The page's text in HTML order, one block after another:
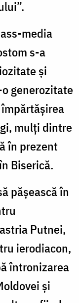
media
s-a
şi
generozitate
mulţi dintre
în prezent
Biserică.
păşească în
Putnei,
ierodiacon,
întronizarea
şi